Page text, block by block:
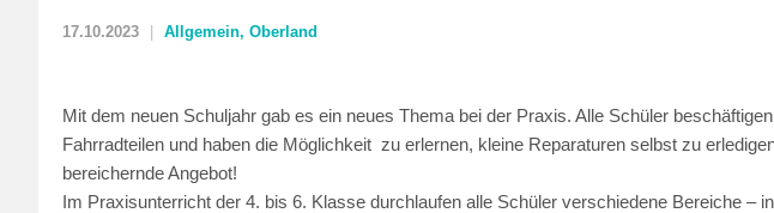
17.10.2023 Allgemein, Oberland
Mit dem neuen Schuljahr gab es ein neues Thema bei der Praxis. Alle Schüler
Fahrradteilen und haben die Möglichkeit zu erlernen, kleine Reparaturen selbst zu
bereichernde Angebot!
Im Praxisunterricht der 4. bis 6. Klasse durchlaufen alle Schüler verschiedene Bereiche –